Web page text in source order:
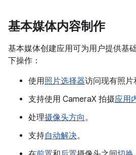
基本媒体内容制作
基本媒体创建应用可为用户提供基
下操作：
使用照片选择器访问现有照片
支持使用 CameraX 拍摄应用
处理摄像头方向。
支持自动解决。